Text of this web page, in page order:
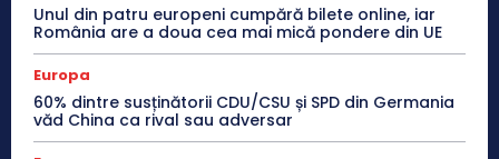
Unul din patru europeni cumpără bilete online, iar
România are a doua cea mai mică pondere din UE
Europa
60% dintre susținătorii CDU/CSU și SPD din Germania
văd China ca rival sau adversar